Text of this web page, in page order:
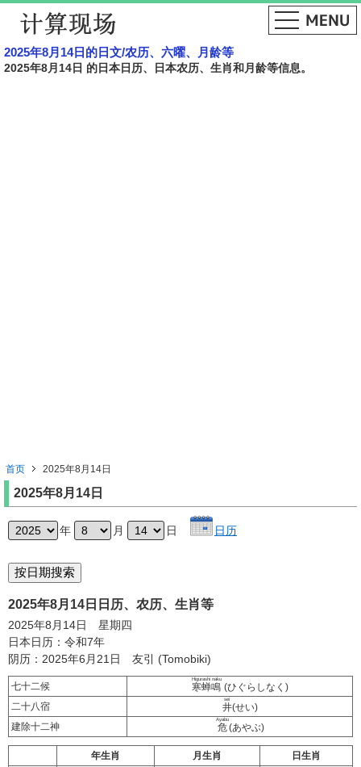
2025年8月14日的日文​​/农历、六曜、月龄等
2025年8月14日 的日本日历、日本农历、生肖和月龄等信息。
首页 2025年8月14日
2025年8月14日
年 月 日 日历
2025年8月14日日历、农历、生肖等
2025年8月14日 星期四
日本日历：令和7年
阴历：2025年6月21日 友引 (Tomobiki)
七十二候 寒蝉鳴
Higurashi naku
(ひぐらしなく)
二十八宿
井
sei
(せい)
建除十二神
危
Ayabu
(あやぶ)
年生肖 月生肖 日生肖